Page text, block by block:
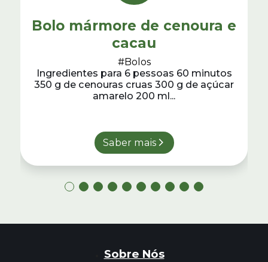
Bolo mármore de cenoura e
cacau
#Bolos
Ingredientes para 6 pessoas 60 minutos
350 g de cenouras cruas 300 g de açúcar
amarelo 200 ml...
Saber mais
Sobre Nós